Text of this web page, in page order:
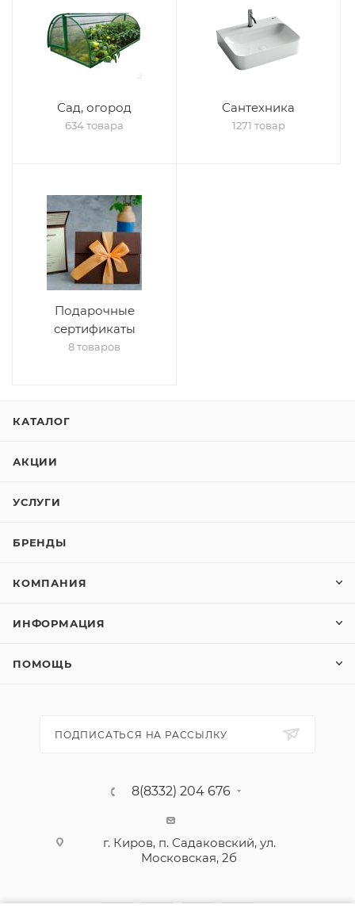
Сад, огород
634 товара
Сантехника
1271 товар
Подарочные
сертификаты
8 товаров
КАТАЛОГ
АКЦИИ
УСЛУГИ
БРЕНДЫ
КОМПАНИЯ
ИНФОРМАЦИЯ
ПОМОЩЬ
ПОДПИСАТЬСЯ НА РАССЫЛКУ
8(8332) 204 676
г. Киров, п. Садаковский, ул.
Московская, 2б